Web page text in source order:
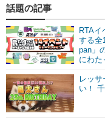
マンガ
ニコニコQ
話題の記事
RTA
する全
pan」
にわた
レッ
い！